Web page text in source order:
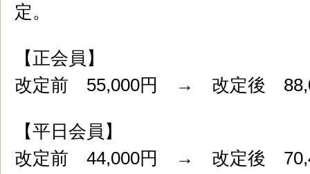
定。
【正会員】
改定前 55,000円 → 改定後
【平日会員】
改定前 44,000円 → 改定後